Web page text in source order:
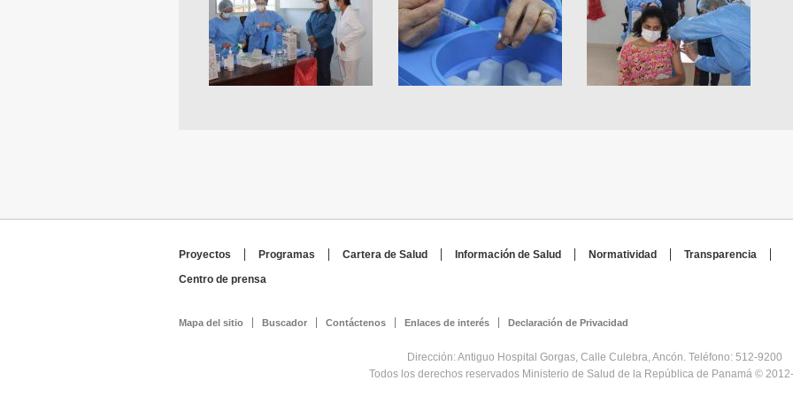
Proyectos Programas Cartera de Salud Información de Salud Normatividad
Transparencia
Centro de prensa
Mapa del sitio Buscador Contáctenos Enlaces de interés Declaración de Privacidad
Dirección: Antiguo Hospital Gorgas, Calle Culebra, Ancón. Teléfono: 512-9200
Todos los derechos reservados Ministerio de Salud de la República de Panamá © 2012-